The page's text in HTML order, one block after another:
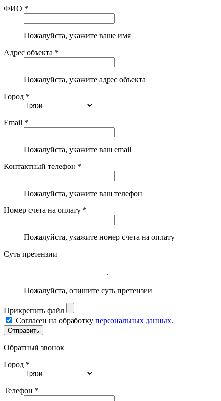
ФИО *
Пожалуйста, укажите ваше имя
Адрес объекта *
Пожалуйста, укажите адрес объекта
Город *
Email *
Пожалуйста, укажите ваш email
Контактный телефон *
Пожалуйста, укажите ваш телефон
Номер счета на оплату *
Пожалуйста, укажите номер счета на оплату
Суть претензии
Пожалуйста, опишите суть претензии
Прикрепить файл
Согласен на обработку персональных данных.
Обратный звонок
Город *
Телефон *